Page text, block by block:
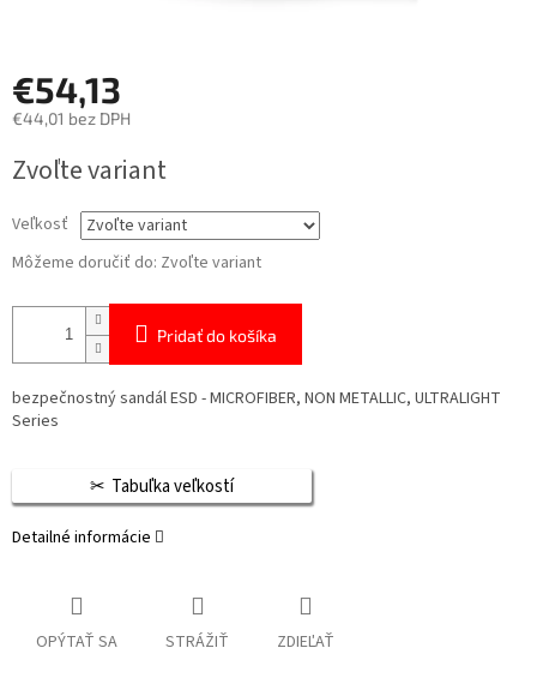
€54,13
€44,01 bez DPH
cena:
Zvoľte variant
Veľkosť
Môžeme doručiť do: Zvoľte variant
Pridať do košíka
bezpečnostný sandál ESD - MICROFIBER, NON METALLIC, ULTRALIGHT
Series
Tabuľka veľkostí
Detailné informácie
OPÝTAŤ SA STRÁŽIŤ ZDIEĽAŤ